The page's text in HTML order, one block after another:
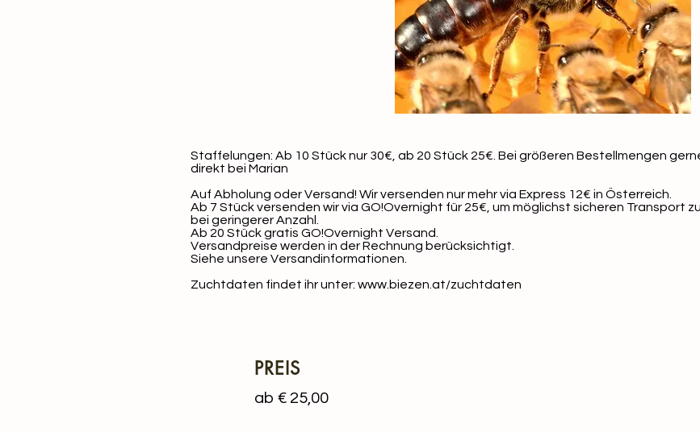
Staffelungen: Ab 10 Stück nur 30€, ab 20 Stück 25€. Bei größeren Bestellmengen
direkt bei Marian
Auf Abholung oder Versand! Wir versenden nur mehr via Express 12€ in Österreich.
Ab 7 Stück versenden wir via GO!Overnight für 25€, um möglichst sicheren Transport
bei geringerer Anzahl.
Ab 20 Stück gratis GO!Overnight Versand.
Versandpreise werden in der Rechnung berücksichtigt.
Siehe unsere Versandinformationen.
Zuchtdaten findet ihr unter: www.biezen.at/zuchtdaten
PREIS
ab € 25,00